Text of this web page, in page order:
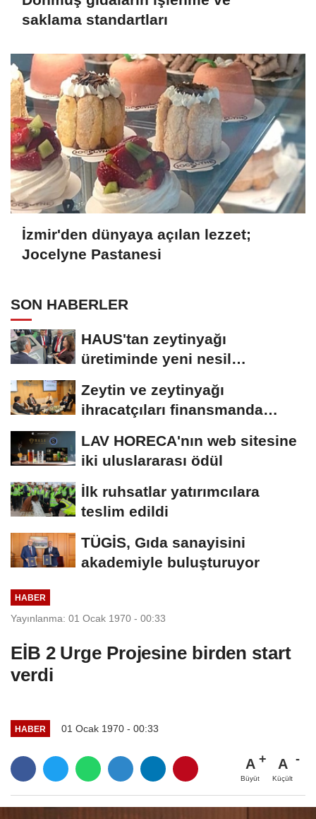
saklama standartları
İzmir'den dünyaya açılan lezzet;
Jocelyne Pastanesi
SON HABERLER
HAUS'tan zeytinyağı
üretiminde yeni nesil
Zeytin ve zeytinyağı
ihracatçıları finansmanda
LAV HORECA'nın web sitesine
iki uluslararası ödül
İlk ruhsatlar yatırımcılara
teslim edildi
TÜGİS, Gıda sanayisini
akademiyle buluşturuyor
HABER
Yayınlanma: 01 Ocak 1970 - 00:33
EİB 2 Urge Projesine birden start
verdi
HABER 01 Ocak 1970 - 00:33
A
Büyüt
A
Küçült